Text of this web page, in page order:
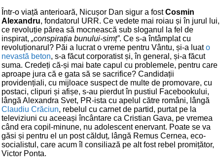
Într-o viață anterioară, Nicușor Dan sigur a fostCosmin
Alexandru, fondatorul URR. Ce vedete mai roiau și în jurul lui,
ce revoluție părea să mocnească sub sloganul la fel de
inspirat, „conspirația bunului-simț”. Ce s-a întâmplat cu
revoluționarul? Păi a lucrat o vreme pentru Vântu, și-a luato
nevastă beton, s-a făcut corporatist și, în general, și-a făcut
suma. Credeți că-și mai bate capul cu problemele, pentru care
aproape jura că e gata să se sacrifice? Candidații
providențiali, cu mijloace suspect de multe de promovare, cu
postaci, clipuri și afișe, s-au pierdut în pustiul Facebookului,
lângă Alexandra Svet, PR-ista cu apelul către români, lângă
Claudiu Crăciun, rebelul cu carnet de partid, purtat pe la
televiziuni cu aceeași încântare ca Cristian Gava, pe vremea
când era copil-minune, nu adolescent enervant. Poate se va
găsi și pentru el un post călduț, lângă Remus Cernea, eco-
socialistul, care acum îl consiliază pe alt fost rebel promițător,
Victor Ponta.